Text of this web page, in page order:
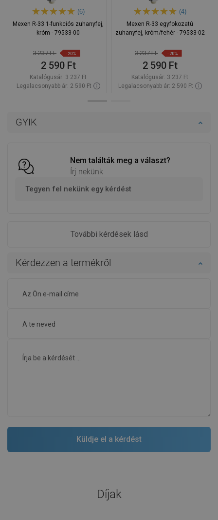
GYIK
Nem találták meg a választ?
Írj nekünk
Tegyen fel nekünk egy kérdést
További kérdések lásd
Kérdezzen a termékről
(6)
Mexen R-33 1-funkciós zuhanyfej,
króm - 79533-00
3 237 Ft -20%
2 590 Ft
Katalógusár: 3 237 Ft
Legalacsonyabb ár: 2 590 Ft
(4)
Mexen R-33 egyfokozatú
zuhanyfej, króm/fehér - 79533-02
3 237 Ft -20%
2 590 Ft
Katalógusár: 3 237 Ft
Legalacsonyabb ár: 2 590 Ft
Díjak